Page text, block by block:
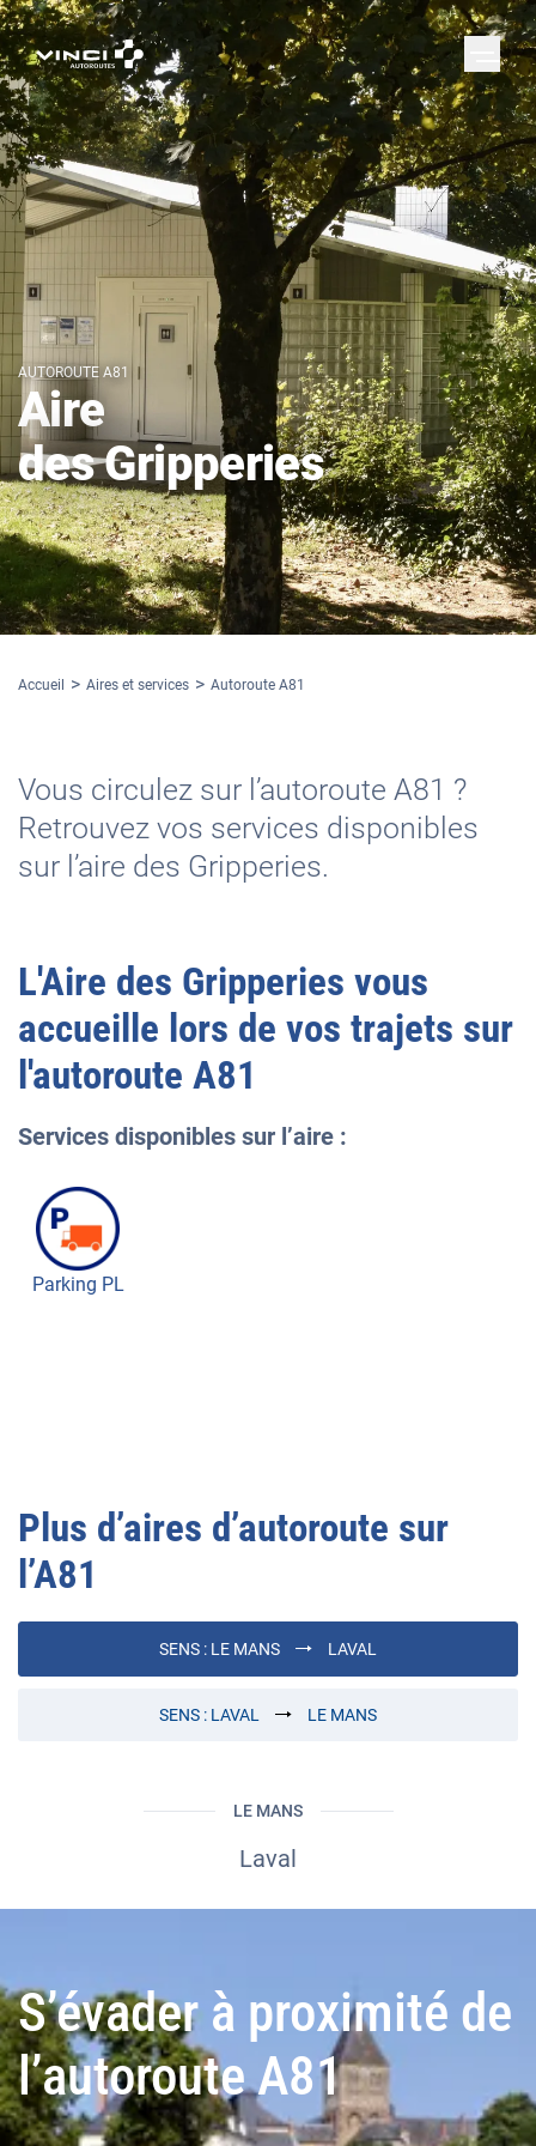
AUTOROUTE A81
Aire
des Gripperies
Accueil Aires et services Autoroute A81
Vous circulez sur l’autoroute A81 ?
Retrouvez vos services disponibles
sur l’aire des Gripperies.
L'Aire des Gripperies vous
accueille lors de vos trajets sur
l'autoroute A81
Services disponibles sur l’aire :
Parking PL
Plus d’aires d’autoroute sur
l’A81
SENS : LE MANS LAVAL
SENS : LAVAL LE MANS
LE MANS
Laval
S’évader à proximité de
l’autoroute A81